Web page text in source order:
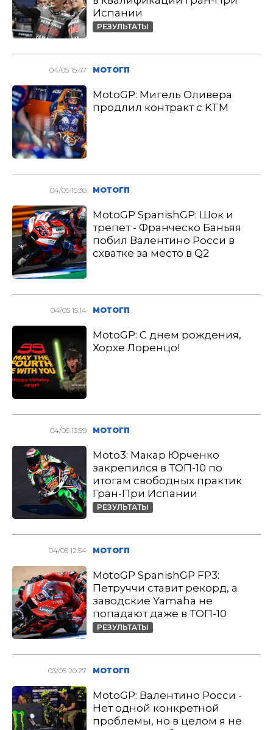
Испании
РЕЗУЛЬТАТЫ
04/05 15:47 МОТОГП
MotoGP: Мигель Оливера
продлил контракт с KTM
04/05 15:36 МОТОГП
MotoGP SpanishGP: Шок и
трепет - Франческо Баньяя
побил Валентино Росси в
схватке за место в Q2
04/05 15:14 МОТОГП
MotoGP: С днем рождения,
Хорхе Лоренцо!
04/05 13:59 МОТОГП
Moto3: Макар Юрченко
закрепился в ТОП-10 по
итогам свободных практик
Гран-При Испании
РЕЗУЛЬТАТЫ
04/05 12:54 МОТОГП
MotoGP SpanishGP FP3:
Петруччи ставит рекорд, а
заводские Yamaha не
попадают даже в ТОП-10
РЕЗУЛЬТАТЫ
03/05 20:27 МОТОГП
MotoGP: Валентино Росси -
Нет одной конкретной
проблемы, но в целом я не